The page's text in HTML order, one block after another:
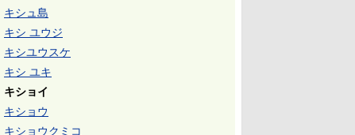
キシュ島
キシ ユウジ
キシユウスケ
キシ ユキ
キショイ
キショウ
キショウクミコ